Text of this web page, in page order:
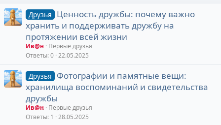
Друзья
Ценность дружбы: почему важно
хранить и поддерживать дружбу на
протяжении всей жизни
Ив@н Первые друзья
Ответы 0 22.05.2025
Друзья
Фотографии и памятные вещи:
хранилища воспоминаний и свидетельства
дружбы
Ив@н Первые друзья
Ответы 1 28.05.2025